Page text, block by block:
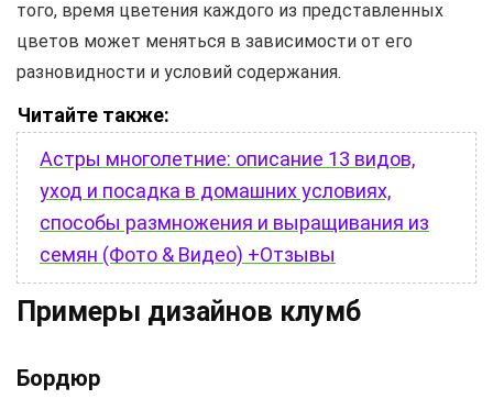
того, время цветения каждого из представленных
цветов может меняться в зависимости от его
разновидности и условий содержания.
Читайте также:
Астры многолетние: описание 13 видов,
уход и посадка в домашних условиях,
способы размножения и выращивания из
семян (Фото & Видео) +Отзывы
Примеры дизайнов клумб
Бордюр